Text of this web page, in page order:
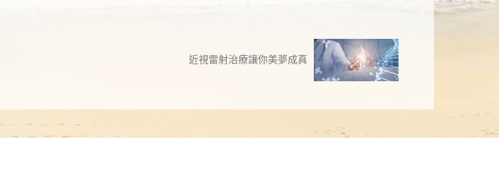
近視雷射治療讓你美夢成真